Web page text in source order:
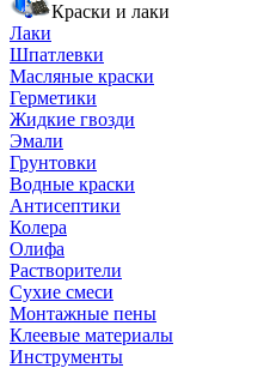
Краски и лаки
Лаки
Шпатлевки
Масляные краски
Герметики
Жидкие гвозди
Эмали
Грунтовки
Водные краски
Антисептики
Колера
Олифа
Растворители
Сухие смеси
Монтажные пены
Клеевые материалы
Инструменты